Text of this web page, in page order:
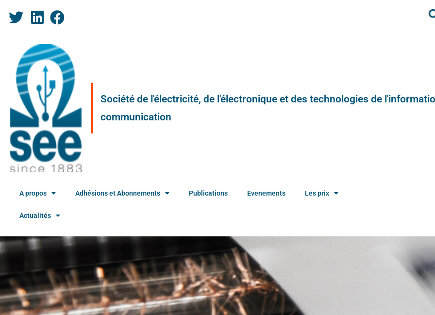
Société de l'électricité, de l'électronique et des technologies de
communication
A propos Adhésions et Abonnements Publications Evenements Les prix
Actualités